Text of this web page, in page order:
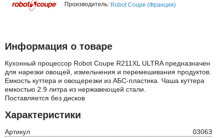
Производитель: Robot Coupe (Франция)
Информация о товаре
Кухонный процессор Robot Coupe R211XL ULTRA предназначен
для нарезки овощей, измельчения и перемешивания продуктов.
Емкость куттера и овощерезки из АБС-пластика. Чаша куттера
емкостью 2.9 литра из нержавеющей стали.
Поставляется без дисков
Характеристики
Артикул
03063